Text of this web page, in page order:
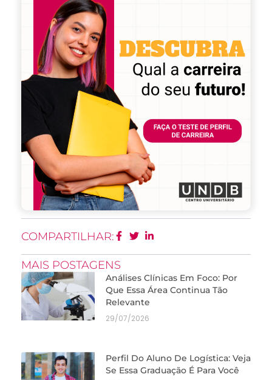
COMPARTILHAR:
MAIS POSTAGENS
Análises Clínicas Em Foco: Por
Que Essa Área Continua Tão
Relevante
29/07/2026
Perfil Do Aluno De Logística: Veja
Se Essa Graduação É Para Você